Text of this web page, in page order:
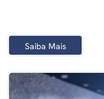
Saiba Mais